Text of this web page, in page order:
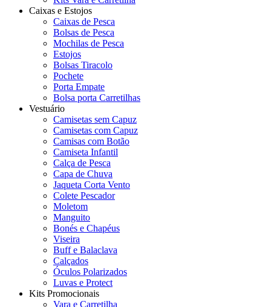
Caixas e Estojos
Caixas de Pesca
Bolsas de Pesca
Mochilas de Pesca
Estojos
Bolsas Tiracolo
Pochete
Porta Empate
Bolsa porta Carretilhas
Vestuário
Camisetas sem Capuz
Camisetas com Capuz
Camisas com Botão
Camiseta Infantil
Calça de Pesca
Capa de Chuva
Jaqueta Corta Vento
Colete Pescador
Moletom
Manguito
Bonés e Chapéus
Viseira
Buff e Balaclava
Calçados
Óculos Polarizados
Luvas e Protect
Kits Promocionais
Vara e Carretilha